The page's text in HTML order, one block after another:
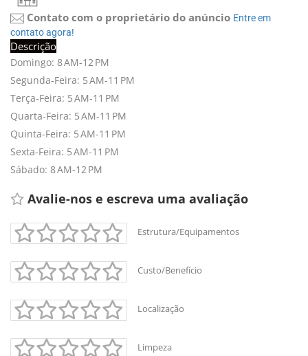
Contato com o proprietário do anúncio Entre em
contato agora!
Descrição
Domingo: 8 AM-12 PM
Segunda-Feira: 5 AM-11 PM
Terça-Feira: 5 AM-11 PM
Quarta-Feira: 5 AM-11 PM
Quinta-Feira: 5 AM-11 PM
Sexta-Feira: 5 AM-11 PM
Sábado: 8 AM-12 PM
Avalie-nos e escreva uma avaliação
Estrutura/Equipamentos
Custo/Benefício
Localização
Limpeza